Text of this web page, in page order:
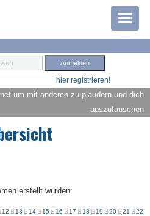
Suche
hier registrieren!
um mit anderen zu plaudern und dich
auszutauschen
erstellt wurden:
12 13 14 15 16 17 18 19 20 21 22